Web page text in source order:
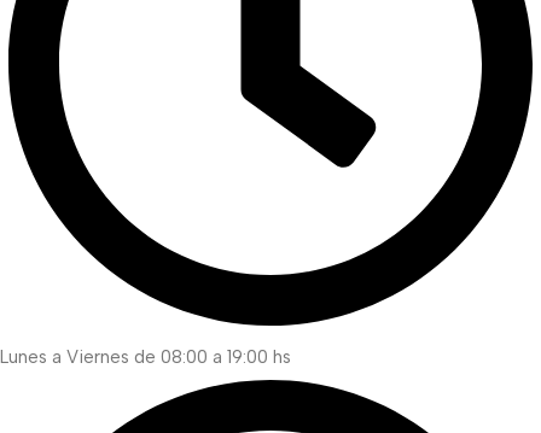
Lunes a Viernes de 08:00 a 19:00 hs